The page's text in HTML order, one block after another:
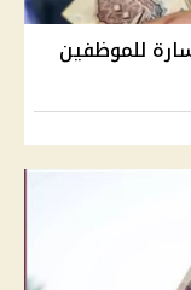
للموظفين